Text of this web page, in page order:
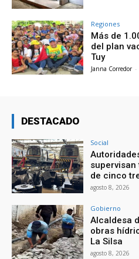
Regiones
Más de
del plan
Tuy
Janna Corredor -
DESTACADO
Social
de cinco
agosto 8, 2026
Gobierno
Alcaldesa
obras
La Silsa
agosto 8, 2026